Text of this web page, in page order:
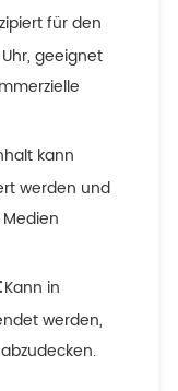
für den
geeignet
kann
werden und
Kann in
werden,